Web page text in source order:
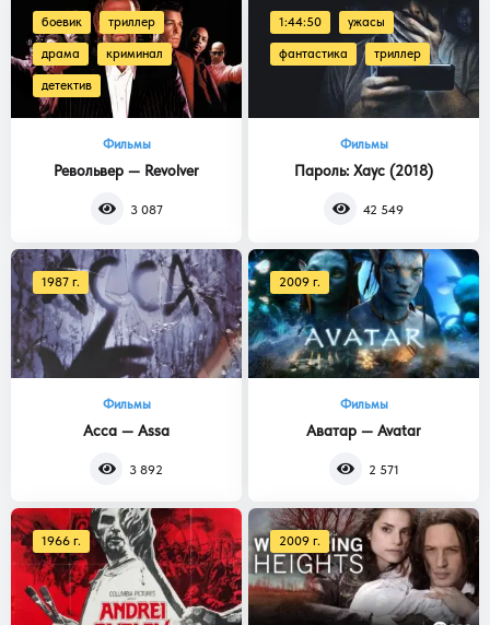
боевик триллер
драма криминал
детектив
Фильмы
Револьвер — Revolver
3 087
1:44:50 ужасы
фантастика триллер
Фильмы
Пароль: Хаус (2018)
42 549
1987 г.
Фильмы
Асса — Assa
3 892
2009 г.
Фильмы
Аватар — Avatar
2 571
1966 г. 2009 г.